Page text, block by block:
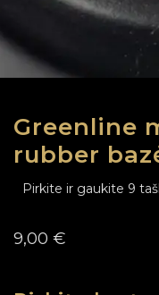
Greenline
rubber
Pirkite ir gaukite 9
9,00 €